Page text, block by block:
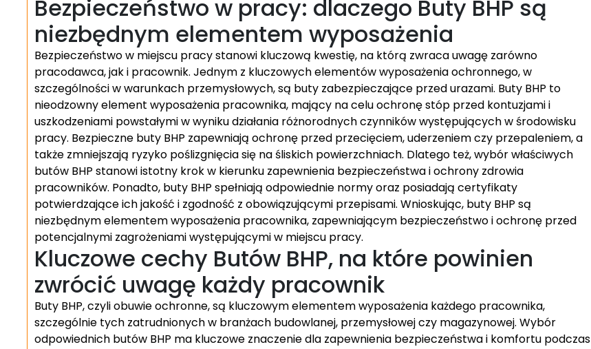
Bezpieczeństwo w pracy: dlaczego Buty BHP są
niezbędnym elementem wyposażenia
Bezpieczeństwo w miejscu pracy stanowi kluczową kwestię, na którą zwraca uwagę zarówno
pracodawca, jak i pracownik. Jednym z kluczowych elementów wyposażenia ochronnego, w
szczególności w warunkach przemysłowych, są buty zabezpieczające przed urazami. Buty BHP to
nieodzowny element wyposażenia pracownika, mający na celu ochronę stóp przed kontuzjami i
uszkodzeniami powstałymi w wyniku działania różnorodnych czynników występujących w środowisku
pracy. Bezpieczne buty BHP zapewniają ochronę przed przecięciem, uderzeniem czy przepaleniem, a
także zmniejszają ryzyko poślizgnięcia się na śliskich powierzchniach. Dlatego też, wybór właściwych
butów BHP stanowi istotny krok w kierunku zapewnienia bezpieczeństwa i ochrony zdrowia
pracowników. Ponadto, buty BHP spełniają odpowiednie normy oraz posiadają certyfikaty
potwierdzające ich jakość i zgodność z obowiązującymi przepisami. Wnioskując, buty BHP są
niezbędnym elementem wyposażenia pracownika, zapewniającym bezpieczeństwo i ochronę przed
potencjalnymi zagrożeniami występującymi w miejscu pracy.
Kluczowe cechy Butów BHP, na które powinien
zwrócić uwagę każdy pracownik
Buty BHP, czyli obuwie ochronne, są kluczowym elementem wyposażenia każdego pracownika,
szczególnie tych zatrudnionych w branżach budowlanej, przemysłowej czy magazynowej. Wybór
odpowiednich butów BHP ma kluczowe znaczenie dla zapewnienia bezpieczeństwa i komfortu podczas